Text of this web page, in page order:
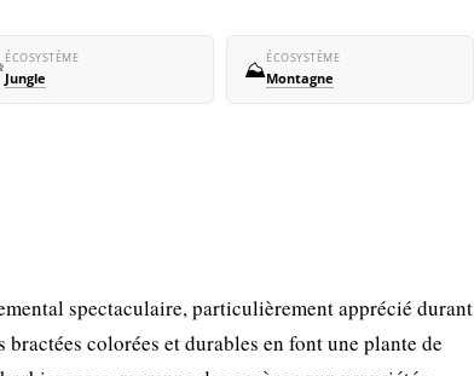
ÉCOSYSTÈME
Jungle ⛰️ÉCOSYSTÈME
Montagne
spectaculaire, particulièrement apprécié durant
colorées et durables en font une plante de